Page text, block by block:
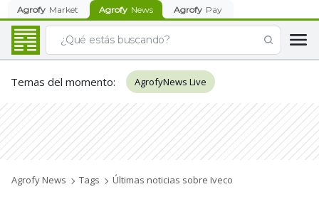
Agrofy Market Agrofy News Agrofy Pay
Temas del momento: AgrofyNews Live
Agrofy News Tags Últimas noticias sobre Iveco